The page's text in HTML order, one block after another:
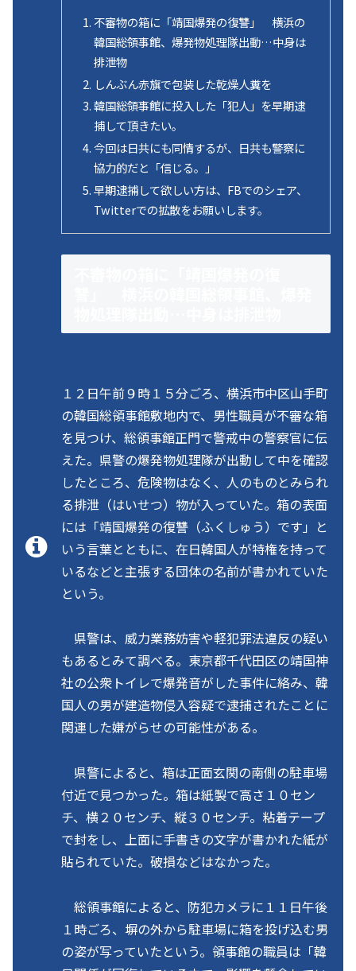
不審物の箱に「靖国爆発の復讐」 横浜の
韓国総領事館、爆発物処理隊出動…中身は
排泄物
しんぶん赤旗で包装した乾燥人糞を
韓国総領事館に投入した「犯人」を早期逮
捕して頂きたい。
今回は日共にも同情するが、日共も警察に
協力的だと「信じる。」
早期逮捕して欲しい方は、FBでのシェア、
Twitterでの拡散をお願いします。
１２日午前９時１５分ごろ、横浜市中区山手町
の韓国総領事館敷地内で、男性職員が不審な箱
を見つけ、総領事館正門で警戒中の警察官に伝
えた。県警の爆発物処理隊が出動して中を確認
したところ、危険物はなく、人のものとみられ
る排泄（はいせつ）物が入っていた。箱の表面
には「靖国爆発の復讐（ふくしゅう）です」と
いう言葉とともに、在日韓国人が特権を持って
いるなどと主張する団体の名前が書かれていた
という。
県警は、威力業務妨害や軽犯罪法違反の疑い
もあるとみて調べる。東京都千代田区の靖国神
社の公衆トイレで爆発音がした事件に絡み、韓
国人の男が建造物侵入容疑で逮捕されたことに
関連した嫌がらせの可能性がある。
県警によると、箱は正面玄関の南側の駐車場
付近で見つかった。箱は紙製で高さ１０セン
チ、横２０センチ、縦３０センチ。粘着テープ
で封をし、上面に手書きの文字が書かれた紙が
貼られていた。破損などはなかった。
総領事館によると、防犯カメラに１１日午後
１時ごろ、塀の外から駐車場に箱を投げ込む男
の姿が写っていたという。領事館の職員は「韓